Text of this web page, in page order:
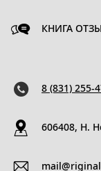
КНИГА
8 (831) 255-
606408, Н.